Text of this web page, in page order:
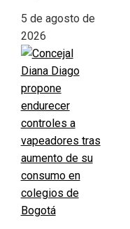
5 de agosto de
2026